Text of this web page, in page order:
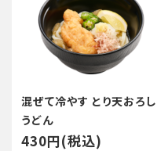
混ぜて冷やす とり天おろし
うどん
430円(税込)